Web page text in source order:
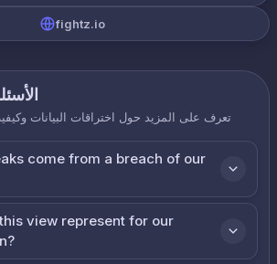
fightz.io
تعرف على المزيد حول اختراقات البيانات
come from a breach of our
view represent for our